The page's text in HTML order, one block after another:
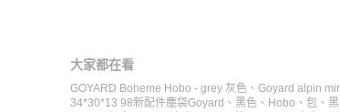
大家都在看
GOYARD Boheme Hobo - grey 灰色 、 Goyard alpin
34*30*13 98新配件塵袋Goyard 、 黑色 、 Hobo 、 包 、